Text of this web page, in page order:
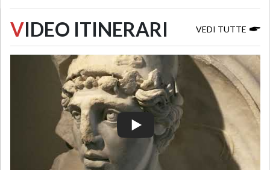
VIDEO ITINERARI VEDI TUTTE